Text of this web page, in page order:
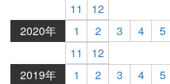
11
12
2020年
1 2 3 4 5
11
12
2019年
1 2 3 4 5